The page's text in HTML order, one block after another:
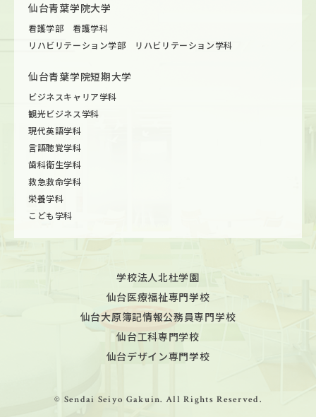
仙台青葉学院大学
看護学部 看護学科
リハビリテーション学部 リハビリテーション学科
仙台青葉学院短期大学
ビジネスキャリア学科
観光ビジネス学科
現代英語学科
言語聴覚学科
歯科衛生学科
救急救命学科
栄養学科
こども学科
学校法人北杜学園
仙台医療福祉専門学校
仙台大原簿記情報公務員専門学校
仙台工科専門学校
仙台デザイン専門学校
© Sendai Seiyo Gakuin. All Rights Reserved.